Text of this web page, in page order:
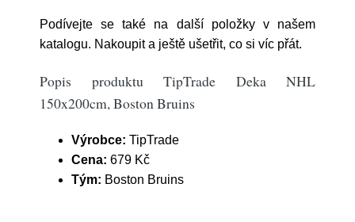
Podívejte se také na další položky v našem
katalogu. Nakoupit a ještě ušetřit, co si víc přát.
Popis produktu TipTrade Deka NHL
150x200cm, Boston Bruins
Výrobce: TipTrade
Cena: 679 Kč
Tým: Boston Bruins